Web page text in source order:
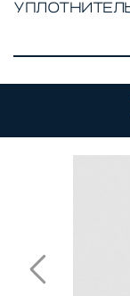
УГЛОВЫЕ
СИСТЕМА
СИСТЕМА